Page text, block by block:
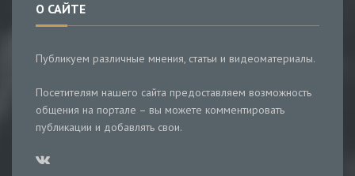
О САЙТЕ
Публикуем различные мнения, статьи и видеоматериалы.
Посетителям нашего сайта предоставляем возможность
общения на портале – вы можете комментировать
публикации и добавлять свои.